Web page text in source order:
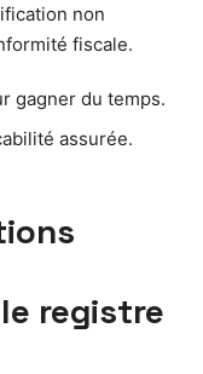
non
fiscale.
gagner du temps.
assurée.
registre